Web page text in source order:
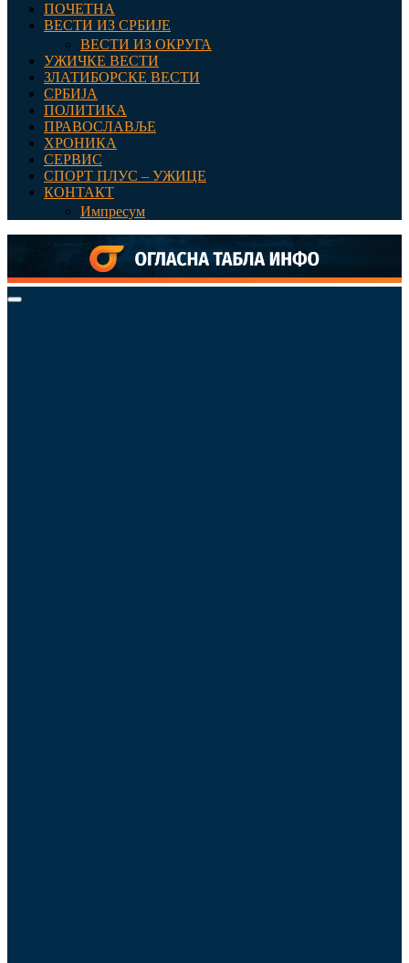
ПОЧЕТНА
ВЕСТИ ИЗ СРБИЈЕ
ВЕСТИ ИЗ ОКРУГА
УЖИЧКЕ ВЕСТИ
ЗЛАТИБОРСКЕ ВЕСТИ
СРБИЈА
ПОЛИТИКА
ПРАВОСЛАВЉЕ
ХРОНИКА
СЕРВИС
СПОРТ ПЛУС – УЖИЦЕ
КОНТАКТ
Импресум
Primary